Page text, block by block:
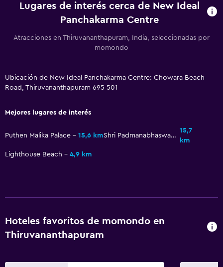
Lugares de interés cerca de New Ideal
Panchakarma Centre
Atracciones en Thiruvananthapuram, India, seleccionadas por
momondo
Ubicación de New Ideal Panchakarma Centre: Chowara Beach
Road, Thiruvananthapuram 695 501
Mejores lugares de interés
Puthen Malika Palace 15,6 km Shri Padmanabhaswamy Temple
15,7
km
Lighthouse Beach
4,9 km
Hoteles favoritos de momondo en
Thiruvananthapuram